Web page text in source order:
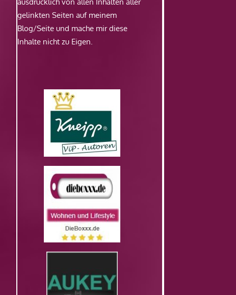
gelinkten Seiten auf meinem
Blog/Seite und mache mir diese
Inhalte nicht zu Eigen.